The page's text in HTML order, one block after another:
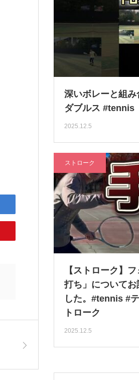
深いボレーと組
ダブルス #tennis
2025.12.5
ストローク
【ストローク】
打ち」について
した。#tennis #
トローク
2025.12.5